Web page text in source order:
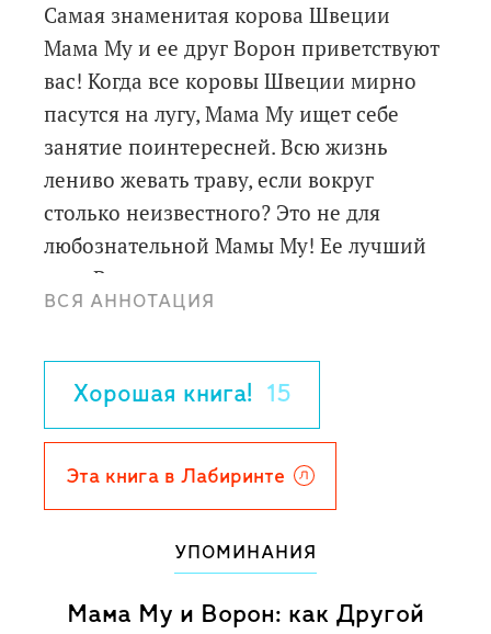
Самая знаменитая корова Швеции
Мама Му и ее друг Ворон приветствуют
вас! Когда все коровы Швеции мирно
пасутся на лугу, Мама Му ищет себе
занятие поинтересней. Всю жизнь
лениво жевать траву, если вокруг
столько неизвестного? Это не для
любознательной Мамы Му! Ее лучший
друг Ворон отлично знает, что
любопытство до добра не доводит, и
джентельмен никогда не бросает даму в
беде, и Маму Му ждут новые
приключения...
Перевод со шведского Б.Жарова,
В.Роньшина.
Цветные иллюстрации Свена
ВСЯ АННОТАЦИЯ
Хорошая книга! 15
Эта книга в Лабиринте
УПОМИНАНИЯ
Мама Му и Ворон: как Другой